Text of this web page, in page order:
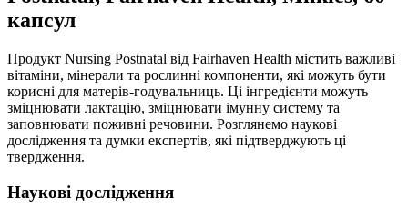
капсул
Продукт Nursing Postnatal від Fairhaven Health містить важливі
вітаміни, мінерали та рослинні компоненти, які можуть бути
корисні для матерів-годувальниць. Ці інгредієнти можуть
зміцнювати лактацію, зміцнювати імунну систему та
заповнювати поживні речовини. Розглянемо наукові
дослідження та думки експертів, які підтверджують ці
твердження.
Наукові дослідження